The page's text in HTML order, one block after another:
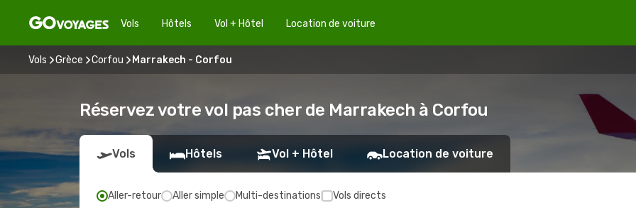
Vols Hôtels Vol + Hôtel Location de voiture
Vols Grèce Corfou Marrakech - Corfou
Réservez votre vol pas cher de Marrakech à Corfou
Vols Hôtels Vol + Hôtel Location de voiture
Aller-retour Aller simple Multi-destinations Vols directs